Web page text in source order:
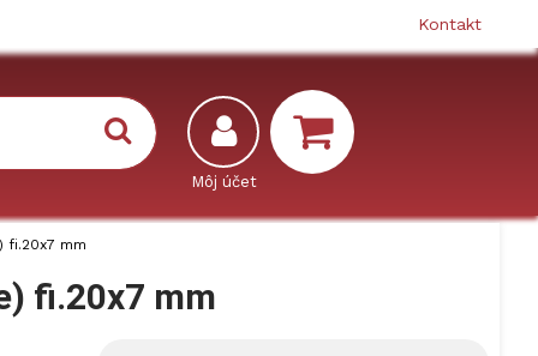
Kontakt
fi.20x7 mm
fi.20x7 mm